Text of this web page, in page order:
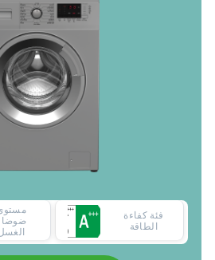
فئة كفاءة
الطاقة